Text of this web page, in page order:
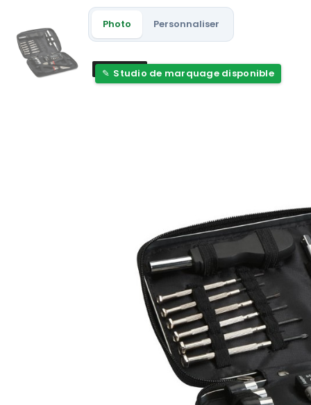
Photo Personnaliser
Nouveau
Studio de marquage disponible